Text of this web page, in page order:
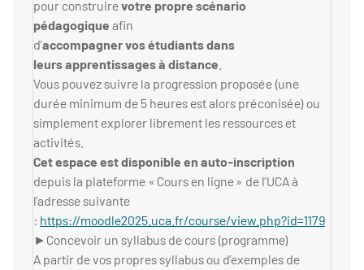
pour construirevotre propre scénario
pédagogique afin
d’accompagner vos étudiants dans
leurs apprentissages à distance
Vous pouvez suivre la progression proposée (une
durée minimum de 5 heures est alors préconisée) ou
simplement explorer librement les ressources et
activités.
Cet espace est disponible en auto-inscription
depuis la plateforme « Cours en ligne » de l’UCA à
l’adresse suivante
: https://moodle2025.uca.fr/course/view.php?id=1179
►Concevoir un syllabus de cours (programme)
A partir de vos propres syllabus ou d’exemples de